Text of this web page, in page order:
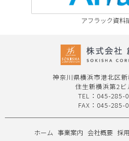
アフラック資料
神奈川県横浜市港北区
住生新横浜第2ビ
TEL： 045-285-
FAX：045-285-
ホーム 事業案内 会社概要 採